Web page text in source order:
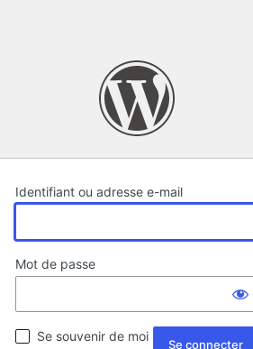
Identifiant ou adresse e-mail
Mot de passe
Se souvenir de moi